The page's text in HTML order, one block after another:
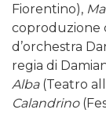
Fiorentino),
coproduzione
d’orchestra
regia di
Alba (Teatro
Calandrino